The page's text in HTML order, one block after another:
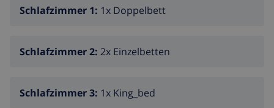
Geschirrspülmaschine, Kühlschrank,
Schlafzimmer und Badezimmer
Schlafzimmer 1: 1x Doppelbett
Schlafzimmer 2: 2x Einzelbetten
Schlafzimmer 3: 1x King_bed